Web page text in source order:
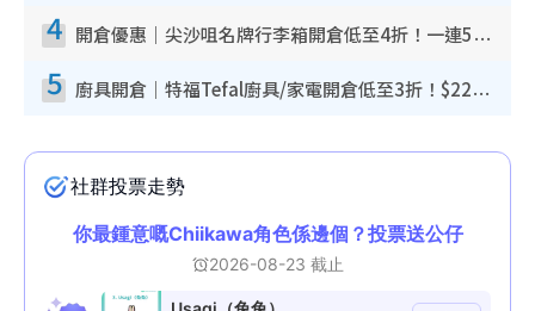
4 開倉優惠｜尖沙咀名牌行李箱開倉低至4折！一連5日 American Tourister/ace./Hallmark $200起！
5 廚具開倉｜特福Tefal廚具/家電開倉低至3折！$220起買平底鍋/炒鑊/湯煲！電飯煲/吸塵機/燙斗$418起